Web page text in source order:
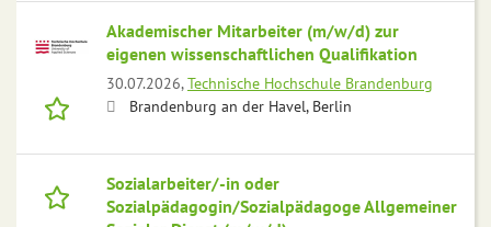
Akademischer Mitarbeiter (m/w/d) zur
eigenen wissenschaftlichen Qualifikation
30.07.2026,Technische Hochschule Brandenburg
Brandenburg an der Havel, Berlin
Sozialarbeiter/-in oder
Sozialpädagogin/Sozialpädagoge Allgemeiner